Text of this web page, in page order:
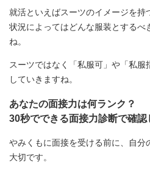
就活といえばスーツのイメージを持
状況によってはどんな服装とするべ
ね。
スーツではなく「私服可」や「私服
していきますね。
あなたの面接力は何ランク？
30秒でできる面接力診断で確認
やみくもに面接を受ける前に、自分
大切です。